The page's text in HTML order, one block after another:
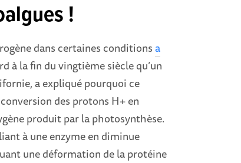
!
dans certaines conditionsa
à la fin du vingtième siècle qu’un
a expliqué pourquoi ce
des protons H+ en
produit par la photosynthèse.
à une enzyme en diminue
une déformation de la protéine